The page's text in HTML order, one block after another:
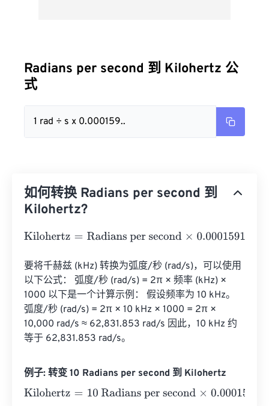
Radians per second 到 Kilohertz 公
式
1 rad ÷ s x 0.000159..
如何转换 Radians per second 到
Kilohertz?
Kilohertz=Radians per second×0.000159155
要将千赫兹 (kHz) 转换为弧度/秒 (rad/s)，可以使用
以下公式： 弧度/秒 (rad/s) = 2π × 频率 (kHz) ×
1000 以下是一个计算示例： 假设频率为 10 kHz。
弧度/秒 (rad/s) = 2π × 10 kHz × 1000 = 2π ×
10,000 rad/s ≈ 62,831.853 rad/s 因此，10 kHz 约
等于 62,831.853 rad/s。
例子: 转变 10 Radians per second 到 Kilohertz
Kilohertz=10 Radians per second×0.000159155=